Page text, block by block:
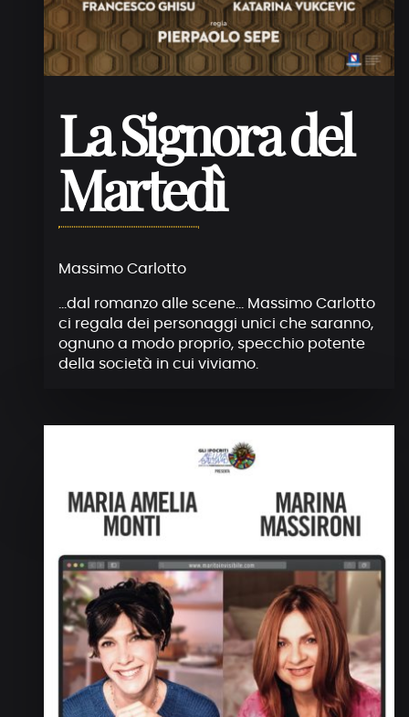
La Signora del
Martedì
Massimo Carlotto
…dal romanzo alle scene… Massimo Carlotto
ci regala dei personaggi unici che saranno,
ognuno a modo proprio, specchio potente
della società in cui viviamo.